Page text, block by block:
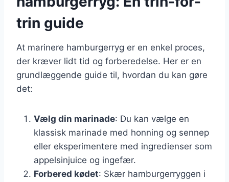
trin guide
At marinere hamburgerryg er en enkel proces,
der kræver lidt tid og forberedelse. Her er en
grundlæggende guide til, hvordan du kan gøre
det:
Vælg din marinade: Du kan vælge en
klassisk marinade med honning og sennep
eller eksperimentere med ingredienser som
appelsinjuice og ingefær.
Forbered kødet: Skær hamburgerryggen i